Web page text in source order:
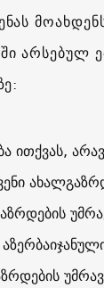
არსებულ
ითქვას,